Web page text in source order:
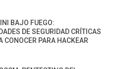
BAJO FUEGO:
DE SEGURIDAD CRÍTICAS
CONOCER PARA HACKEAR